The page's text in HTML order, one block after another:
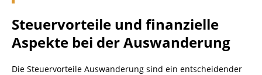
Steuervorteile und finanzielle
Aspekte bei der Auswanderung
Die Steuervorteile Auswanderung sind ein entscheidender